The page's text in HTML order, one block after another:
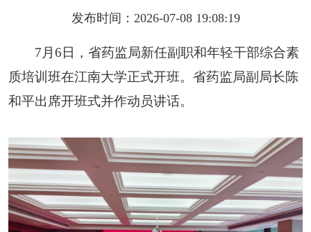
发布时间：2026-07-08 19:08:19
7月6日，省药监局新任副职和年轻干部综合素
质培训班在江南大学正式开班。省药监局副局长陈
和平出席开班式并作动员讲话。